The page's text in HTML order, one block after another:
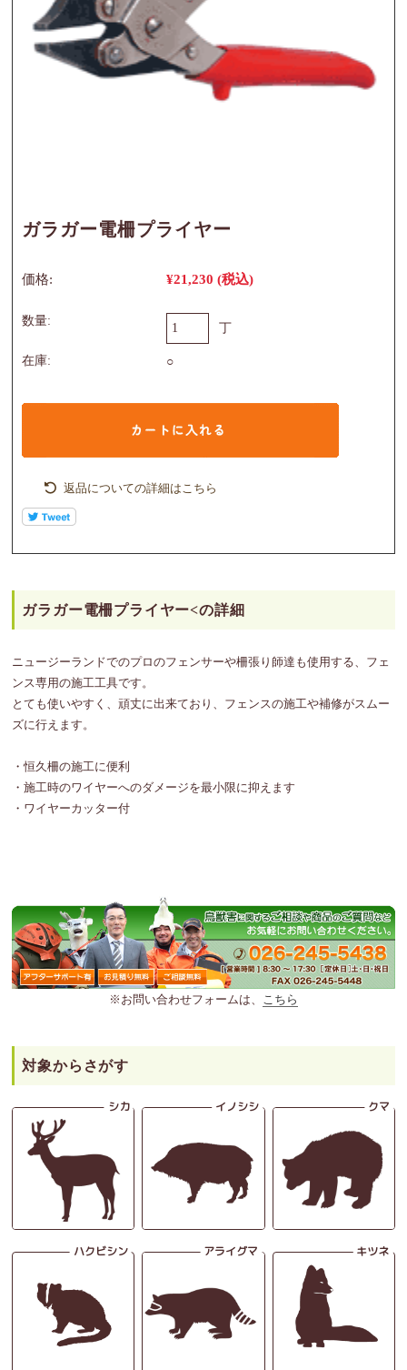
ガラガー電柵プライヤー
価格: ¥21,230 (税込)
数量:
丁
在庫: ○
返品についての詳細はこちら
ガラガー電柵プライヤー<の詳細
ニュージーランドでのプロのフェンサーや柵張り師達も使用する、フェ
ンス専用の施工工具です。
とても使いやすく、頑丈に出来ており、フェンスの施工や補修がスムー
ズに行えます。
・恒久柵の施工に便利
・施工時のワイヤーへのダメージを最小限に抑えます
・ワイヤーカッター付
※お問い合わせフォームは、 こちら
対象からさがす